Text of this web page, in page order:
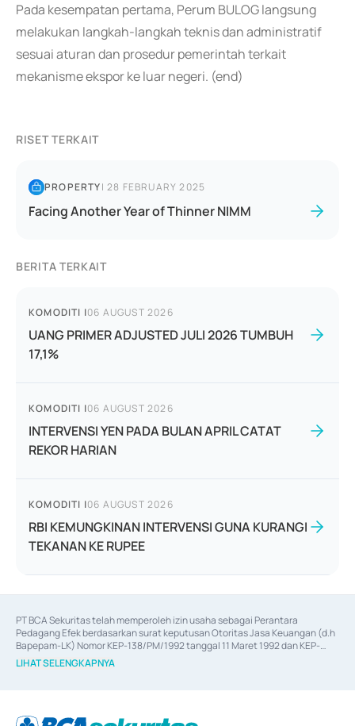
Pada kesempatan pertama, Perum BULOG langsung
melakukan langkah-langkah teknis dan administratif
sesuai aturan dan prosedur pemerintah terkait
mekanisme ekspor ke luar negeri. (end)
RISET TERKAIT
PROPERTY|28 FEBRUARY 2025
Facing Another Year of Thinner NIMM
BERITA TERKAIT
KOMODITI |06 AUGUST 2026
UANG PRIMER ADJUSTED JULI 2026 TUMBUH
17,1%
KOMODITI |06 AUGUST 2026
INTERVENSI YEN PADA BULAN APRIL CATAT
REKOR HARIAN
KOMODITI |06 AUGUST 2026
RBI KEMUNGKINAN INTERVENSI GUNA KURANGI
TEKANAN KE RUPEE
PT BCA Sekuritas telah memperoleh izin usaha sebagai Perantara
Pedagang Efek berdasarkan surat keputusan Otoritas Jasa Keuangan (d.h
Bapepam-LK) Nomor KEP-138/PM/1992 tanggal 11 Maret 1992 dan KEP-
06/D.04/2014 tanggal 28 Februari 2014, izin usaha sebagai Penjamin Emisi
Efek berdasarkan surat keputusan Otoritas Jasa Keuangan Nomor KEP-
berdasarkan surat keputusan Otoritas Jasa Keuangan Nomor S-
LIHAT SELENGKAPNYA